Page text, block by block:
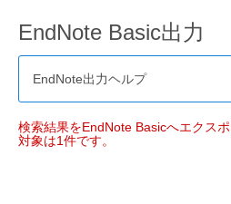
EndNote Basic出力
EndNote出力ヘルプ
検索結果をEndNote Basicへエクスポ
対象は1件です。